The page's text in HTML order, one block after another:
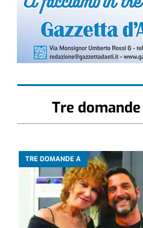
Tre domande
TRE DOMANDE A